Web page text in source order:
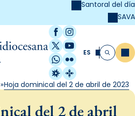
Santoral del día
SAVA
Facebook
Instagram
X / Twitter
YouTube
WhatsApp
Flickr
Radio Estel
Catalunya
ES Buscar
Hoja dominical del 2 de abril de 2023
del 2 de abril